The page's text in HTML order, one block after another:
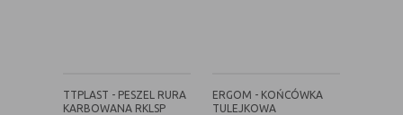
TTPLAST - PESZEL RURA
KARBOWANA RKLSP
ERGOM - KOŃCÓWKA
TULEJKOWA